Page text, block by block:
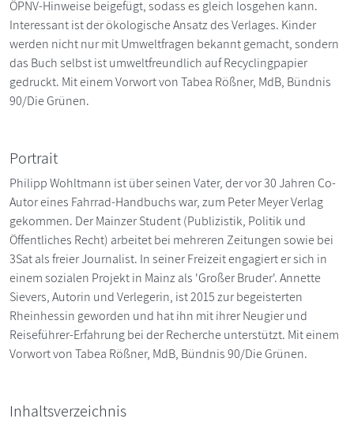
ÖPNV-Hinweise beigefügt, sodass es gleich losgehen kann.
Interessant ist der ökologische Ansatz des Verlages. Kinder
werden nicht nur mit Umweltfragen bekannt gemacht, sondern
das Buch selbst ist umweltfreundlich auf Recyclingpapier
gedruckt. Mit einem Vorwort von Tabea Rößner, MdB, Bündnis
90/Die Grünen.
Portrait
Philipp Wohltmann ist über seinen Vater, der vor 30 Jahren Co-
Autor eines Fahrrad-Handbuchs war, zum Peter Meyer Verlag
gekommen. Der Mainzer Student (Publizistik, Politik und
Öffentliches Recht) arbeitet bei mehreren Zeitungen sowie bei
3Sat als freier Journalist. In seiner Freizeit engagiert er sich in
einem sozialen Projekt in Mainz als 'Großer Bruder'. Annette
Sievers, Autorin und Verlegerin, ist 2015 zur begeisterten
Rheinhessin geworden und hat ihn mit ihrer Neugier und
Reiseführer-Erfahrung bei der Recherche unterstützt. Mit einem
Vorwort von Tabea Rößner, MdB, Bündnis 90/Die Grünen.
Inhaltsverzeichnis